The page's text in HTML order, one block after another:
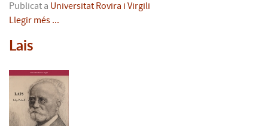
Publicat a Universitat Rovira i Virgili
Llegir més ...
Lais